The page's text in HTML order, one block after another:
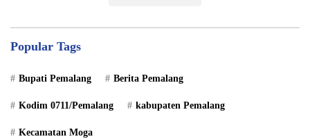
Popular Tags
Bupati Pemalang Berita Pemalang
Kodim 0711/Pemalang kabupaten Pemalang
Kecamatan Moga